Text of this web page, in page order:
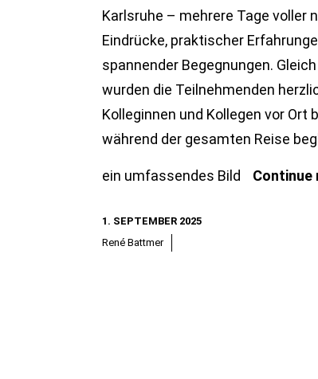
Karlsruhe – mehrere Tage voller
Eindrücke, praktischer
spannender Begegnungen.
wurden die Teilnehmenden
Kolleginnen und Kollegen vor Ort
während der gesamten Reise
ein umfassendes Bild Continue
1. SEPTEMBER 2025
René Battmer